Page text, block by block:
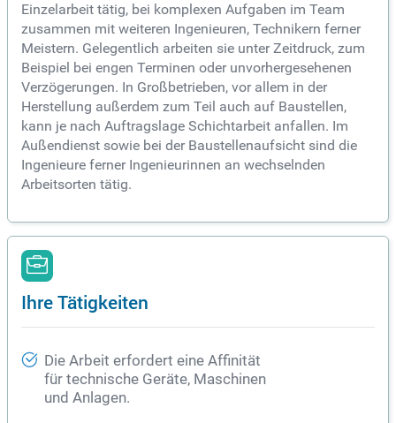
Einzelarbeit tätig, bei komplexen Aufgaben im Team
zusammen mit weiteren Ingenieuren, Technikern ferner
Meistern. Gelegentlich arbeiten sie unter Zeitdruck, zum
Beispiel bei engen Terminen oder unvorhergesehenen
Verzögerungen. In Großbetrieben, vor allem in der
Herstellung außerdem zum Teil auch auf Baustellen,
kann je nach Auftragslage Schichtarbeit anfallen. Im
Außendienst sowie bei der Baustellenaufsicht sind die
Ingenieure ferner Ingenieurinnen an wechselnden
Arbeitsorten tätig.
Ihre Tätigkeiten
Die Arbeit erfordert eine Affinität
für technische Geräte, Maschinen
und Anlagen.